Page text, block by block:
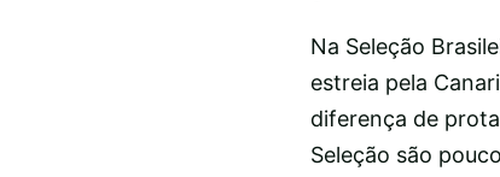
Na Seleção
estreia pela
diferença de
Seleção são